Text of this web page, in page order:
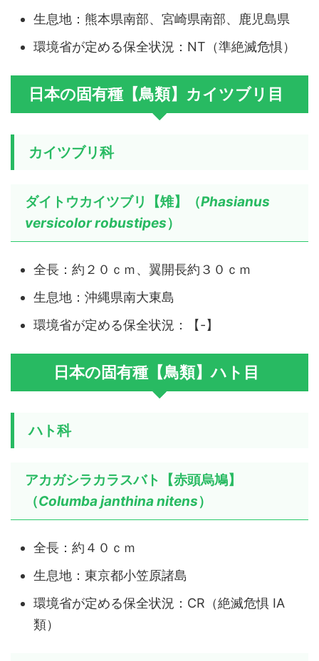
生息地：熊本県南部、宮崎県南部、鹿児島県
環境省が定める保全状況：NT（準絶滅危惧）
日本の固有種【鳥類】カイツブリ目
カイツブリ科
ダイトウカイツブリ【雉】（Phasianus
versicolor robustipes）
全長：約２０ｃｍ、翼開長約３０ｃｍ
生息地：沖縄県南大東島
環境省が定める保全状況：【-】
日本の固有種【鳥類】ハト目
ハト科
アカガシラカラスバト【赤頭烏鳩】
（Columba janthina nitens）
全長：約４０ｃｍ
生息地：東京都小笠原諸島
環境省が定める保全状況：CR（絶滅危惧 ⅠA
類）